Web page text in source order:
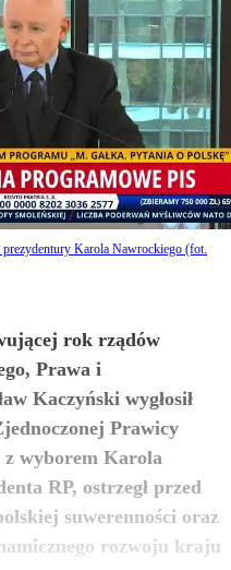
prezydentury Karola Nawrockiego (fot.
rok rządów
Prawa i
Kaczyński wygłosił
Prawicy
z wyborem Karola
RP, ostrzegł przed
suwerenności oraz
rozwoju kraju
więcej